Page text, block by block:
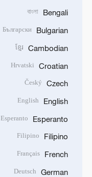
Bengali
বাংলা
Bulgarian
Български
Cambodian
ខ្មែរ
Croatian
Hrvatski
Czech
Český
English
English
Esperanto
Esperanto
Filipino
Filipino
French
Français
German
Deutsch